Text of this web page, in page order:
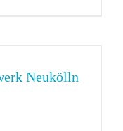
Neukölln